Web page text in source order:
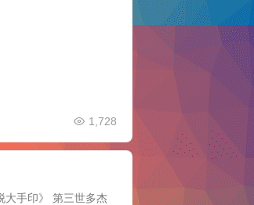
1,728
大手印》 第三世多杰